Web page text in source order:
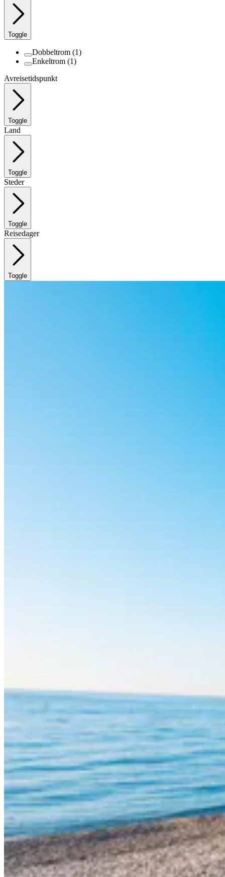
Toggle
Dobbeltrom (1)
Enkeltrom (1)
Avreisetidspunkt
Toggle
Land
Toggle
Steder
Toggle
Reisedager
Toggle